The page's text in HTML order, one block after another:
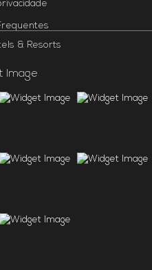
& Resorts